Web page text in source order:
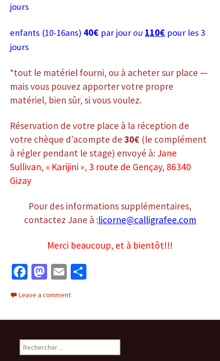
jours
enfants (10-16ans) 40€ par jourou 110€ pour les 3
jours
*tout le matériel fourni, ou à acheter sur place —
mais vous pouvez apporter votre propre
matériel, bien sûr, si vous voulez.
Réservation de votre place à la réception de
votre chèque d’acompte de 30€ (le complément
à régler pendant le stage) envoyé à: Jane
Sullivan, « Karijini », 3 route de Gençay, 86340
Gizay
Pour des informations supplémentaires,
contactez Jane à :licorne@calligrafee.com
Merci beaucoup, et à bientôt!!!
Fa
b
o
o
k
M
to
d
o
n
E
ai
l
ge
r
Leave a comment